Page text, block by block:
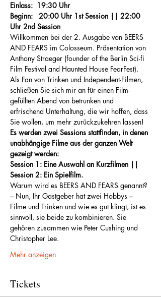
Einlass:  19:30 Uhr
Beginn:   20:00 Uhr 1st Session || 22:00
Uhr 2nd Session
Willkommen bei der 2. Ausgabe von BEERS
AND FEARS im Colosseum. Präsentation von
Anthony Straeger (founder of the Berlin Sci-fi
Film Festival and Haunted House FearFest).
Als Fan von Trinken und Independent-Filmen,
schließen Sie sich mir an für einen Film-
gefüllten Abend von betrunken und
erfrischend Unterhaltung, die wir hoffen, dass
Sie wollen, um mehr zurückzukehren lassen!
Es werden zwei Sessions stattfinden, in denen
unabhängige Filme aus der ganzen Welt
gezeigt werden:
Session 1: Eine Auswahl an Kurzfilmen ||
Session 2: Ein Spielfilm.
Warum wird es BEERS AND FEARS genannt?
– Nun, Ihr Gastgeber hat zwei Hobbys –
Filme und Trinken und wie es gut klingt, ist es
sinnvoll, sie beide zu kombinieren. Sie
gehören zusammen wie Peter Cushing und
Christopher Lee.
Mehr anzeigen
Tickets